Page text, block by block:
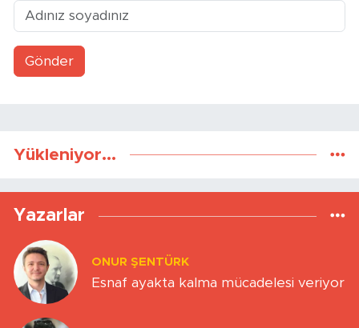
Gönder
Yükleniyor...
Yazarlar
ONUR ŞENTÜRK
Esnaf ayakta kalma mücadelesi veriyor